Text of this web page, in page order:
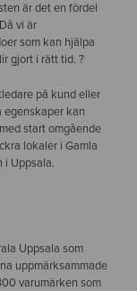
är det en fördel
vi är
som kan hjälpa
gjort i rätt tid. ?
på kund eller
egenskaper kan
start omgående
lokaler i Gamla
i Uppsala.
Uppsala som
uppmärksammade
varumärken som